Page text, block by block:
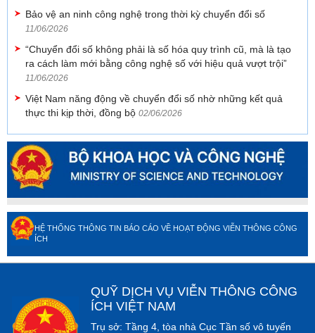
Bảo vệ an ninh công nghệ trong thời kỳ chuyển đổi số
11/06/2026
“Chuyển đổi số không phải là số hóa quy trình cũ, mà là tạo
ra cách làm mới bằng công nghệ số với hiệu quả vượt trội”
11/06/2026
Việt Nam năng động về chuyển đổi số nhờ những kết quả
thực thi kịp thời, đồng bộ 02/06/2026
HỆ THỐNG THÔNG TIN BÁO CÁO VỀ HOẠT ĐỘNG VIỄN THÔNG CÔNG
ÍCH
QUỸ DỊCH VỤ VIỄN THÔNG CÔNG
ÍCH VIỆT NAM
Trụ sở: Tầng 4, tòa nhà Cục Tần số vô tuyến